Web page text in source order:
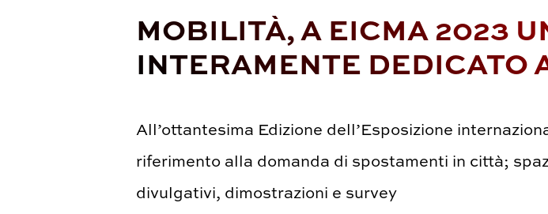
MOBILITÀ, A EICMA 2023
INTERAMENTE DEDICATO
All’ottantesima Edizione dell’Esposizione
riferimento alla domanda di spostamenti in città;
divulgativi, dimostrazioni e survey